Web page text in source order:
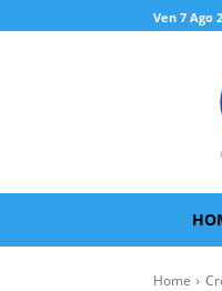
Ven 7 Ago
Home